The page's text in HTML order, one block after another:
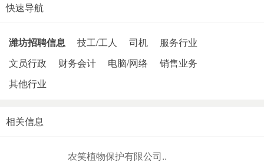
快速导航
潍坊招聘信息 技工/工人 司机
服务行业
文员行政
财务会计 电脑/网络
销售业务
其他行业
相关信息
农笑植物保护有限公司..